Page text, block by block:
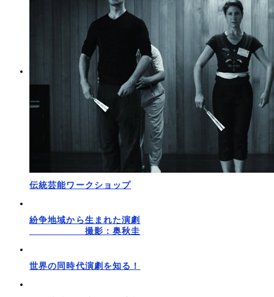
伝統芸能ワークショップ
紛争地域から生まれた演劇
撮影：奥秋圭
世界の同時代演劇を知る！